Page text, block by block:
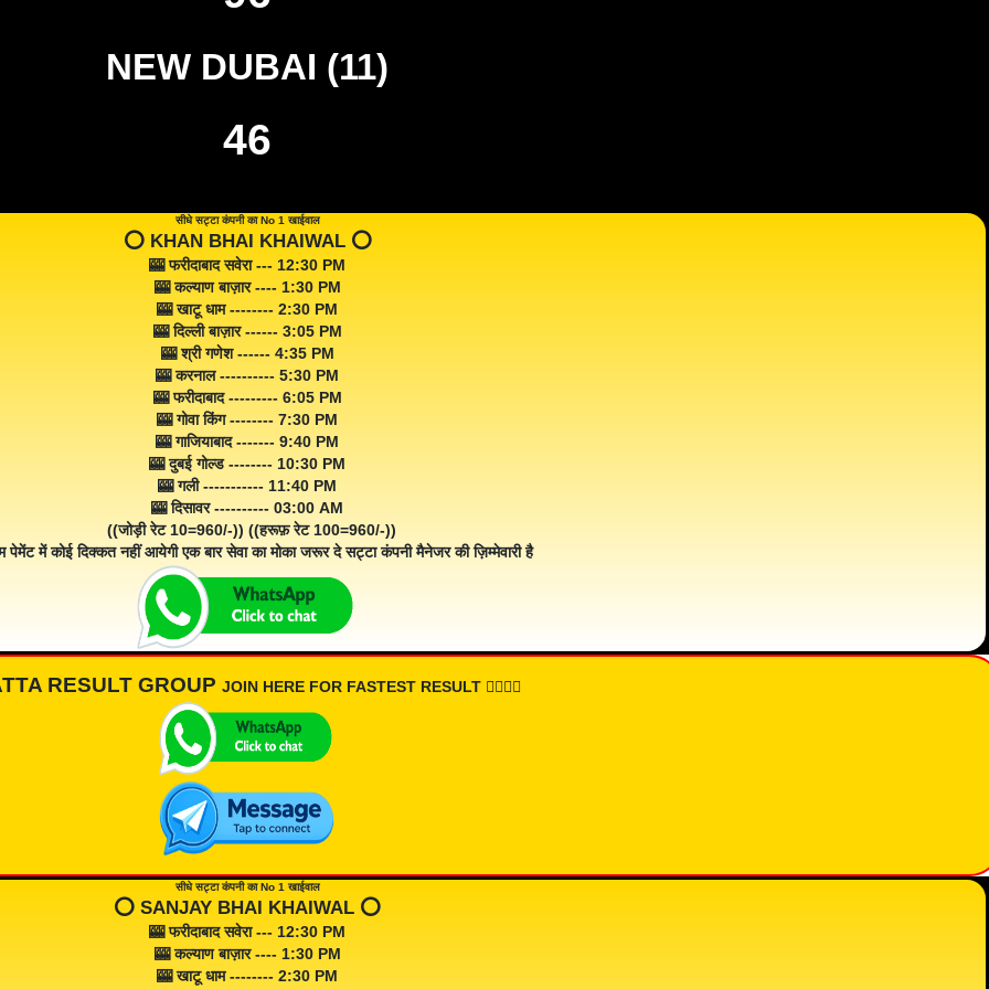
NEW DUBAI (11)
46
सीधे सट्टा कंपनी का No 1 खाईवाल
⭕️ KHAN BHAI KHAIWAL ⭕️
🎰 फरीदाबाद सवेरा --- 12:30 PM
🎰 कल्याण बाज़ार ---- 1:30 PM
🎰 खाटू धाम -------- 2:30 PM
🎰 दिल्ली बाज़ार ------ 3:05 PM
🎰 श्री गणेश ------ 4:35 PM
🎰 करनाल ---------- 5:30 PM
🎰 फरीदाबाद --------- 6:05 PM
🎰 गोवा किंग -------- 7:30 PM
🎰 गाजियाबाद ------- 9:40 PM
🎰 दुबई गोल्ड -------- 10:30 PM
🎰 गली ----------- 11:40 PM
🎰 दिसावर ---------- 03:00 AM
((जोड़ी रेट 10=960/-)) ((हरूफ़ रेट 100=960/-))
पेमेंट में कोई दिक्कत नहीं आयेगी एक बार सेवा का मोका जरूर दे सट्टा कंपनी मैनेजर की ज़िम्मेवारी है
RESULT GROUP JOIN HERE FOR FASTEST RESULT 👇🏾👇🏾
सीधे सट्टा कंपनी का No 1 खाईवाल
⭕️ SANJAY BHAI KHAIWAL ⭕️
🎰 फरीदाबाद सवेरा --- 12:30 PM
🎰 कल्याण बाज़ार ---- 1:30 PM
🎰 खाटू धाम -------- 2:30 PM